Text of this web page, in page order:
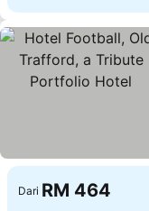
Dari RM 464